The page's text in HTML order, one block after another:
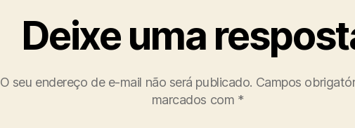
Deixe uma
O seu endereço de e-mail não será publicado. Campos
marcados com *